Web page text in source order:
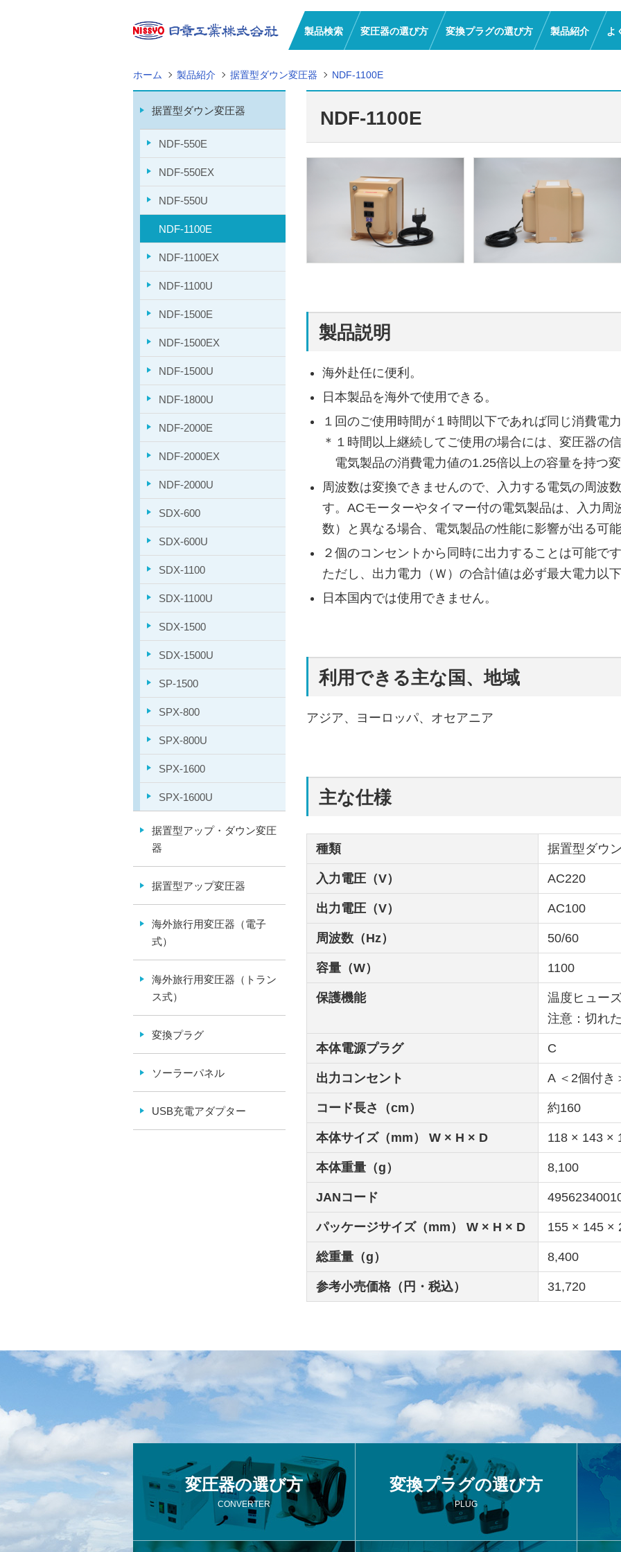
製品検索 変圧器の選び方 変換プラグの選び方 製品紹介 よ
ホーム 製品紹介 据置型ダウン変圧器 NDF-1100E
NDF-1100E
製品説明
海外赴任に便利。
日本製品を海外で使用できる。
１回のご使用時間が１時間以下であれば同じ消費電
＊１ 時間以上継続してご使用の場合には、変圧器の
電気製品の消費電力値の1.25倍以上の容量を持つ
周波数は変換できませんので、入力する電気の周波
す。ACモーターやタイマー付の電気製品は、入力周
数）と異なる場合、電気製品の性能に影響が出る可
２個のコンセントから同時に出力することは可能で
ただし、出力電力（Ｗ）の合計値は必ず最大電力以
日本国内では使用できません。
利用できる主な国、地域
アジア、ヨーロッパ、オセアニア
主な仕様
種類 据置型ダウ
入力電圧（V） AC220
出力電圧（V） AC100
周波数（Hz） 50/60
容量（W） 1100
保護機能
温度ヒュー
注意：切れ
本体電源プラグ C
出力コンセント A ＜2個付き
コード長さ（cm） 約160
本体サイズ（mm） W × H × D 118 × 143 ×
本体重量（g） 8,100
JANコード
パッケージサイズ（mm） W × H × D 155 × 145 ×
総重量（g） 8,400
参考小売価格（円・税込） 31,720
据置型ダウン変圧器
NDF-550E
NDF-550EX
NDF-550U
NDF-1100E
NDF-1100EX
NDF-1100U
NDF-1500E
NDF-1500EX
NDF-1500U
NDF-1800U
NDF-2000E
NDF-2000EX
NDF-2000U
SDX-600
SDX-600U
SDX-1100
SDX-1100U
SDX-1500
SDX-1500U
SP-1500
SPX-800
SPX-800U
SPX-1600
SPX-1600U
据置型アップ・ダウン変圧
器
据置型アップ変圧器
海外旅行用変圧器（電子
式）
海外旅行用変圧器（トラン
ス式）
変換プラグ
ソーラーパネル
USB充電アダプター
変圧器の選び方
CONVERTER
変換プラグの選び方
PLUG